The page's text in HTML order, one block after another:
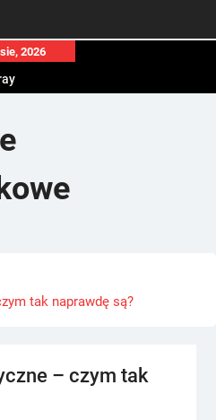
2026
tak naprawdę są?
– czym tak